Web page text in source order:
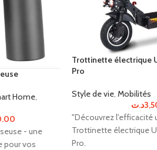
Home,
- une
pour vos
Trottinette électrique
Pro
Style de vie Mobilités
د.ت
"Découvrez l'efficacité
Trottinette électrique
Pro.